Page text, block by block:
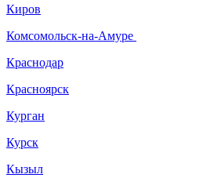
Киров
Комсомольск-на-Амуре
Краснодар
Красноярск
Курган
Курск
Кызыл